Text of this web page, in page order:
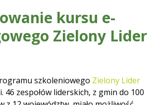
kursu e-
Zielony Lider
szkoleniowego Zielony Lider
46 zespołów liderskich, z gmin do 100